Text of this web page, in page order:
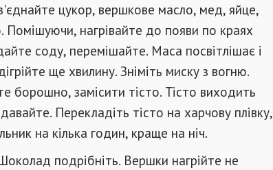
цукор, вершкове масло, мед, яйце,
Помішуючи, нагрівайте до появи по краях
соду, перемішайте. Маса посвітлішає і
ще хвилину. Зніміть миску з вогню.
борошно, замісити тісто. Тісто виходить
Перекладіть тісто на харчову плівку,
на кілька годин, краще на ніч.
подрібніть. Вершки нагрійте не